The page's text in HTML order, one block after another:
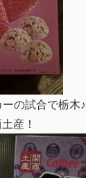
の試合で栃木♪
産！